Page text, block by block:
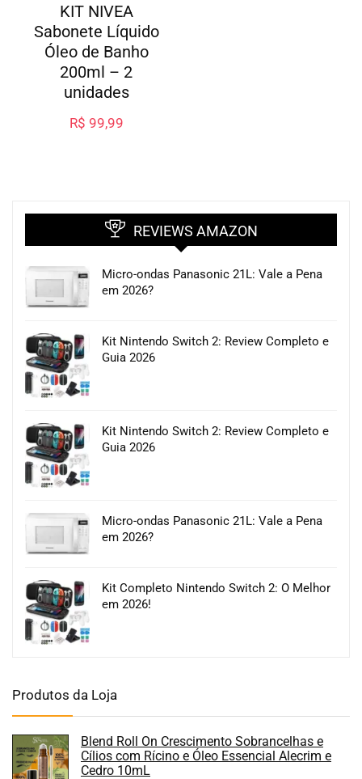
KIT NIVEA
Sabonete Líquido
Óleo de Banho
200ml – 2
unidades
R$ 99,99
REVIEWS AMAZON
Micro-ondas Panasonic 21L: Vale a Pena
em 2026?
Kit Nintendo Switch 2: Review Completo e
Guia 2026
Kit Nintendo Switch 2: Review Completo e
Guia 2026
Micro-ondas Panasonic 21L: Vale a Pena
em 2026?
Kit Completo Nintendo Switch 2: O Melhor
em 2026!
Produtos da Loja
Blend Roll On Crescimento Sobrancelhas e
Cílios com Rícino e Óleo Essencial Alecrim e
Cedro 10mL